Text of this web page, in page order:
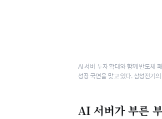
AI 서버 투자 확대와 함께 반도체
성장 국면을 맞고 있다. 삼성전기
AI 서버가 부른